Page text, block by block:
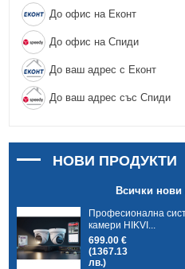
До офис на Еконт
До офис на Спиди
До ваш адрес с Еконт
До ваш адрес със Спиди
НОВИ ПРОДУКТИ
Всички нови
Професионална
камери HIKVI...
699.00 €
(1367.13
лв.)